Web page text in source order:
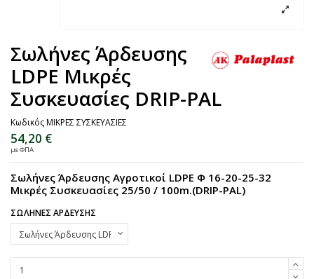
Σωλήνες Άρδευσης
LDPE Μικρές
Συσκευασίες DRIP-PAL
ΚωδικόςΜΙΚΡΕΣ ΣΥΣΚΕΥΑΣΙΕΣ
54,20 €
με ΦΠΑ
Σωλήνες Άρδευσης Αγροτικοί LDPE Φ 16-20-25-32
Μικρές Συσκευασίες 25/50 / 100m.(DRIP-PAL)
ΣΩΛΗΝΕΣ ΑΡΔΕΥΣΗΣ